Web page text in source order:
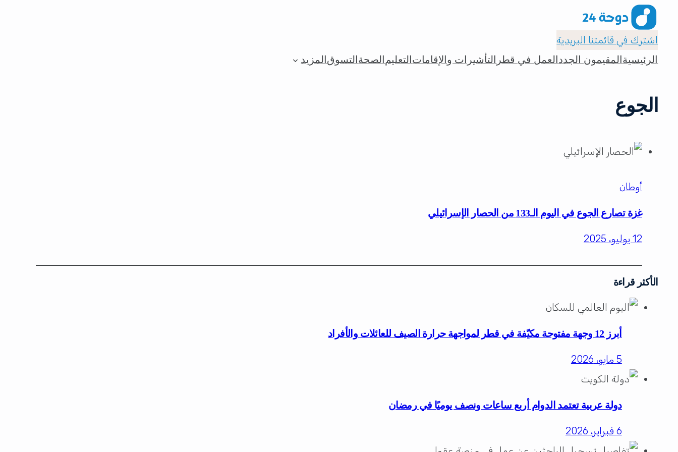
اشترك في قائمتنا البريدية
الرئيسية المقيمون الجدد العمل في قطر التأشيرات والإقامات التعليم الصحة التسوق المزيد
الجوع
أوطان
غزة تصارع الجوع في اليوم الـ133 من الحصار الإسرائيلي
12 يوليو، 2025
الأكثر قراءة
أبرز 12 وجهة مفتوحة مكيّفة في قطر لمواجهة حرارة الصيف للعائلات والأفراد
5 مايو، 2026
دولة عربية تعتمد الدوام أربع ساعات ونصف يوميًا في رمضان
6 فبراير، 2026